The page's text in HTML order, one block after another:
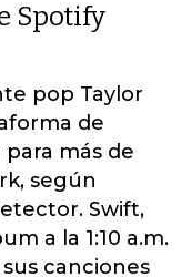
Spotify
pop Taylor
de
más de
según
Swift,
a la 1:10 a.m.
canciones